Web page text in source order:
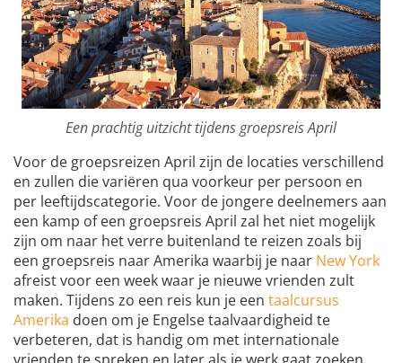
Een prachtig uitzicht tijdens groepsreis April
Voor de groepsreizen April zijn de locaties verschillend
en zullen die variëren qua voorkeur per persoon en
per leeftijdscategorie. Voor de jongere deelnemers aan
een kamp of een groepsreis April zal het niet mogelijk
zijn om naar het verre buitenland te reizen zoals bij
een groepsreis naar Amerika waarbij je naar New York
afreist voor een week waar je nieuwe vrienden zult
maken. Tijdens zo een reis kun je een taalcursus
Amerika doen om je Engelse taalvaardigheid te
verbeteren, dat is handig om met internationale
vrienden te spreken en later als je werk gaat zoeken.